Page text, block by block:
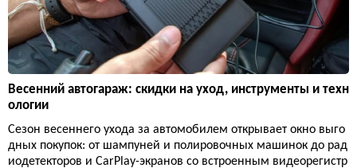
Весенний автогараж: скидки на уход, инструменты и техн
ологии
Сезон весеннего ухода за автомобилем открывает окно выго
дных покупок: от шампуней и полировочных машинок до рад
иодетекторов и CarPlay-экранов со встроенным видеорегистр